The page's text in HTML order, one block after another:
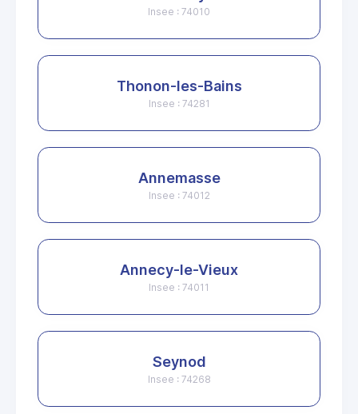
Insee : 74010
Thonon-les-Bains
Insee : 74281
Annemasse
Insee : 74012
Annecy-le-Vieux
Insee : 74011
Seynod
Insee : 74268